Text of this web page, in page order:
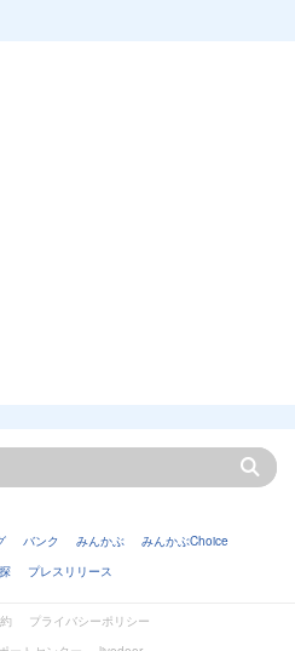
バンク みんかぶ
みんかぶChoice
プレスリリース
プライバシーポリシー